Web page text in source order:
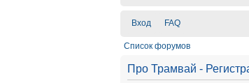
Вход FAQ
Список форумов
Про Трамвай -